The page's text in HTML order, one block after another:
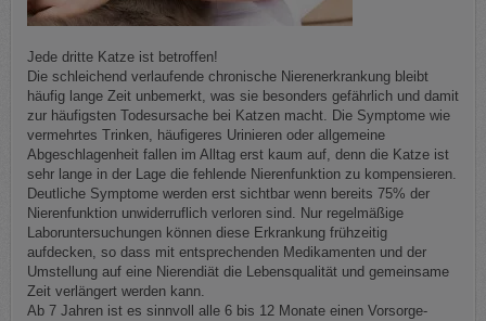
Jede dritte Katze ist betroffen!
Die schleichend verlaufende chronische Nierenerkrankung bleibt
häufig lange Zeit unbemerkt, was sie besonders gefährlich und damit
zur häufigsten Todesursache bei Katzen macht. Die Symptome wie
vermehrtes Trinken, häufigeres Urinieren oder allgemeine
Abgeschlagenheit fallen im Alltag erst kaum auf, denn die Katze ist
sehr lange in der Lage die fehlende Nierenfunktion zu kompensieren.
Deutliche Symptome werden erst sichtbar wenn bereits 75% der
Nierenfunktion unwiderruflich verloren sind. Nur regelmäßige
Laboruntersuchungen können diese Erkrankung frühzeitig
aufdecken, so dass mit entsprechenden Medikamenten und der
Umstellung auf eine Nierendiät die Lebensqualität und gemeinsame
Zeit verlängert werden kann.
Ab 7 Jahren ist es sinnvoll alle 6 bis 12 Monate einen Vorsorge-